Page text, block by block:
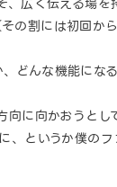
の割には初回か
どんな機能にな
に向かおうと
、というか僕